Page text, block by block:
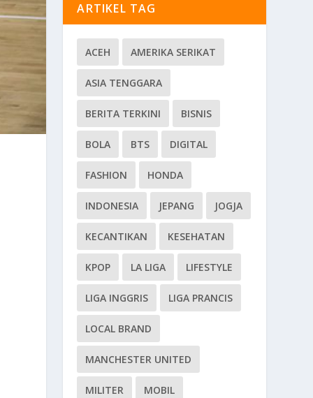
ARTIKEL TAG
ACEH AMERIKA SERIKAT
ASIA TENGGARA
BERITA TERKINI BISNIS
BOLA BTS DIGITAL
FASHION HONDA
INDONESIA JEPANG JOGJA
KECANTIKAN KESEHATAN
KPOP LA LIGA LIFESTYLE
LIGA INGGRIS LIGA PRANCIS
LOCAL BRAND
MANCHESTER UNITED
MILITER MOBIL